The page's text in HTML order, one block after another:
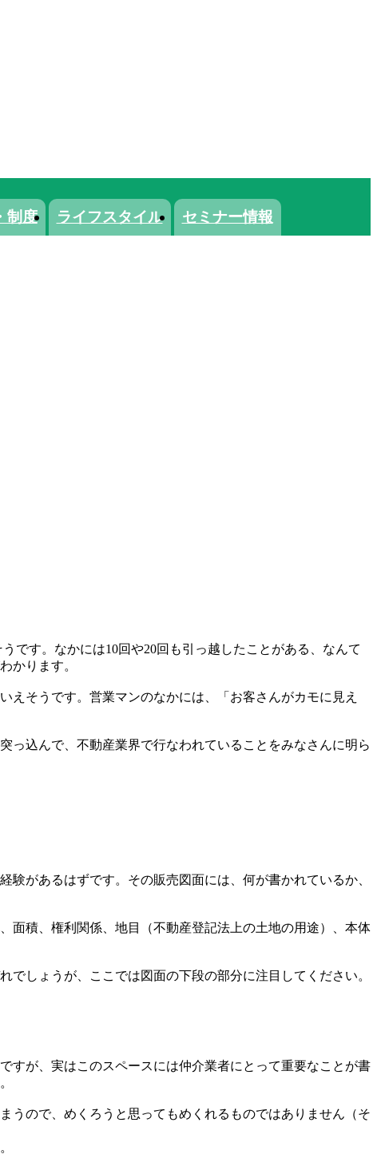
制度 ライフスタイル セミナー情報
です。なかには10回や20回も引っ越したことがある、なんて
かります。
そうです。営業マンのなかには、「お客さんがカモに見え
っ込んで、不動産業界で行なわれていることをみなさんに明ら
があるはずです。その販売図面には、何が書かれているか、
面積、権利関係、地目（不動産登記法上の土地の用途）、本体
しょうが、ここでは図面の下段の部分に注目してください。
すが、実はこのスペースには仲介業者にとって重要なことが書
うので、めくろうと思ってもめくれるものではありません（そ
。